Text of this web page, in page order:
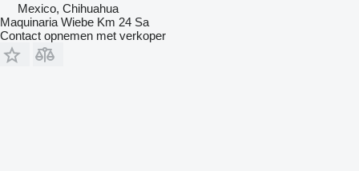
Mexico, Chihuahua
Maquinaria Wiebe Km 24 Sa
Contact opnemen met verkoper